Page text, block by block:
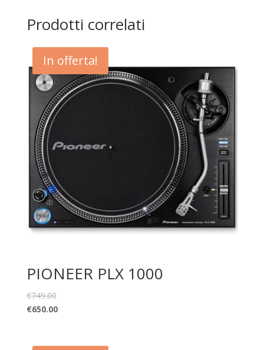
Prodotti correlati
In offerta!
PIONEER PLX 1000
€749.00
€650.00